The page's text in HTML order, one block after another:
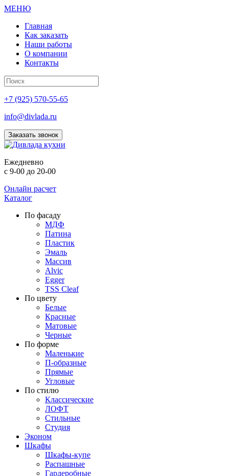
МЕНЮ
Главная
Как заказать
Наши работы
О компании
Контакты
+7 (925) 570-55-65
info@divlada.ru
Заказать звонок
Ежедневно
с 9-00 до 20-00
Онлайн расчет
Каталог
По фасаду
МДФ
Патина
Пластик
Эмаль
Массив
Alvic
Egger
TSS Cleaf
По цвету
Белые
Красные
Матовые
Черные
По форме
Маленькие
П-образные
Прямые
Угловые
По стилю
Классические
ЛОФТ
Стильные
Студия
Эконом
Шкафы
Шкафы-купе
Распашные
Гардеробные